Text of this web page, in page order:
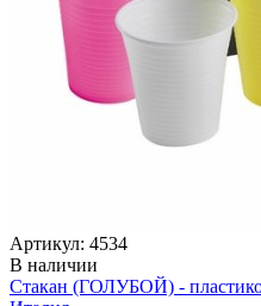
Артикул: 4534
В наличии
Стакан (ГОЛУБОЙ) -